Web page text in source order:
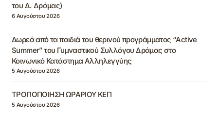
του Δ. Δράμας)
6 Αυγούστου 2026
Δωρεά από τα παιδιά του θερινού προγράμματος “Active
Summer” του Γυμναστικού Συλλόγου Δράμας στο
Κοινωνικό Κατάστημα Αλληλεγγύης
5 Αυγούστου 2026
ΤΡΟΠΟΠΟΙΗΣΗ ΩΡΑΡΙΟΥ ΚΕΠ
5 Αυγούστου 2026